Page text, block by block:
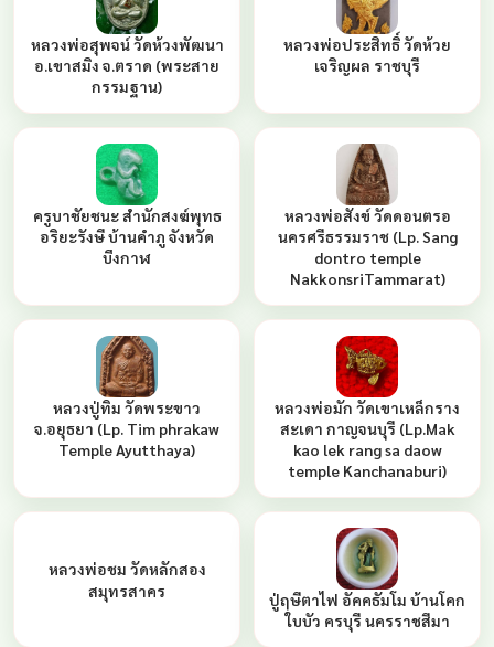
หลวงพ่อสุพจน์ วัดห้วงพัฒนา
อ.เขาสมิง จ.ตราด (พระสาย
กรรมฐาน)
หลวงพ่อประสิทธิ์ วัดห้วย
เจริญผล ราชบุรี
ครูบาชัยชนะ สำนักสงฆ์พุทธ
อริยะรังษี บ้านคำภู จังหวัด
บึงกาฬ
หลวงพ่อสังข์ วัดดอนตรอ
นครศรีธรรมราช (Lp. Sang
dontro temple
NakkonsriTammarat)
หลวงปู่ทิม วัดพระขาว
จ.อยุธยา (Lp. Tim phrakaw
Temple Ayutthaya)
หลวงพ่อมัก วัดเขาเหล็กราง
สะเดา กาญจนบุรี (Lp.Mak
kao lek rang sa daow
temple Kanchanaburi)
หลวงพ่อชม วัดหลักสอง
สมุทรสาคร
ปู่ฤษีตาไฟ อัคคธัมโม บ้านโคก
ใบบัว ครบุรี นครราชสีมา